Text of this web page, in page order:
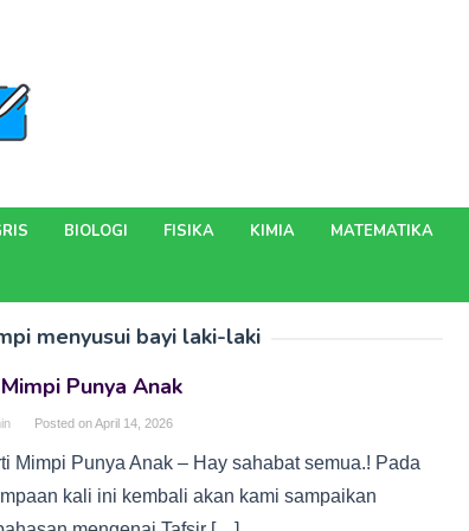
BIOLOGI FISIKA KIMIA MATEMATIKA
menyusui bayi laki-laki
Punya Anak
Posted onApril 14, 2026
Mimpi Punya Anak – Hay sahabat semua.! Pada
kali ini kembali akan kami sampaikan